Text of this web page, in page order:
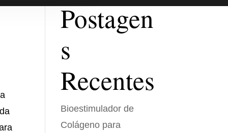
Postagen
s
Recentes
Bioestimulador de
Colágeno para